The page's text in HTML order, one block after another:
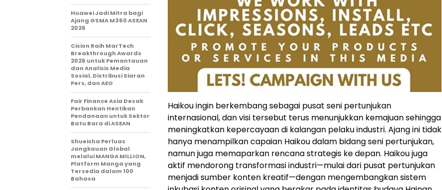
Haikou ingin berkembang sebagai pusat seni pertunjukan
internasional, dan visi tersebut terus menunjukkan kemajuan sehingga
meningkatkan kepercayaan di kalangan pelaku industri. Ajang ini tidak
hanya menampilkan capaian Haikou dalam bidang seni pertunjukan,
namun juga memaparkan rencana strategis ke depan. Haikou juga
aktif mendorong transformasi industri—mulai dari pusat pertunjukan
menjadi sumber konten kreatif—dengan mengembangkan sistem
Huawei Jadi Mitra bagi
Ajang GSMA M360 ASEAN
2026
Cision Raih MarTech
Breakthrough Awards
2026 untuk Pemantauan
dan Analisis Media
Sosial, Distribusi Siaran
Pers, dan AEO
Fair Finance Asia Desak
Perbankan Hentikan
Pendanaan untuk Sektor
Batu Bara di ASEAN
Shueisha Perluas
Jangkauan Global
melalui MANGA MILLION,
Platform Manga yang
Tersedia dalam 100
Bahasa